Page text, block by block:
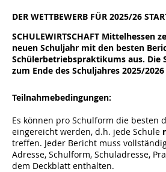
DER WETTBEWERB FÜR 2025/26
SCHULEWIRTSCHAFT Mittelhessen
neuen Schuljahr mit den besten
Schülerbetriebspraktikums aus. Die
zum Ende des Schuljahres 2025/
Teilnahmebedingungen:
Es können pro Schulform die besten
eingereicht werden, d.h. jede Schule
treffen. Jeder Bericht muss
Adresse, Schulform, Schuladresse,
dem Deckblatt enthalten.